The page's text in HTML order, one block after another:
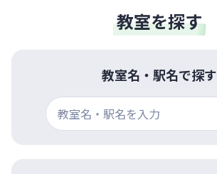
教室を探す
教室名・駅名で探す